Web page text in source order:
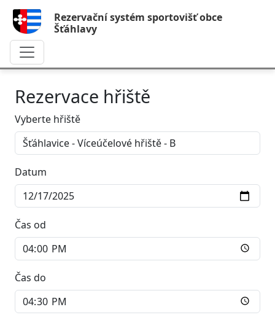
Rezervační systém sportovišť obce
Šťáhlavy
Rezervace hřiště
Vyberte hřiště
Datum
Čas od
Čas do